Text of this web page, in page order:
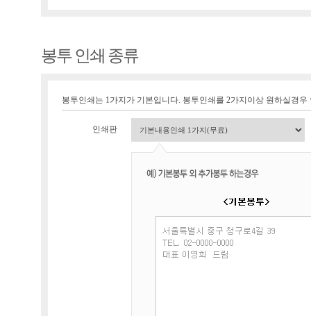
봉투 인쇄 종류
봉투인쇄는 1가지가 기본입니다. 봉투인쇄를 2가지이상 원하실경
인쇄판